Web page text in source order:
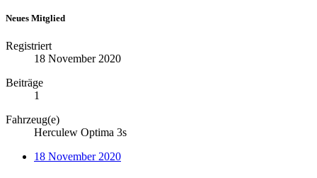
Neues Mitglied
Registriert
18 November 2020
Beiträge
1
Fahrzeug(e)
Herculew Optima 3s
18 November 2020